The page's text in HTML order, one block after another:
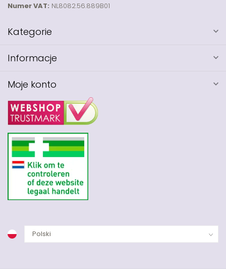
Numer VAT: NL8082.56.889B01
Kategorie
Informacje
Moje konto